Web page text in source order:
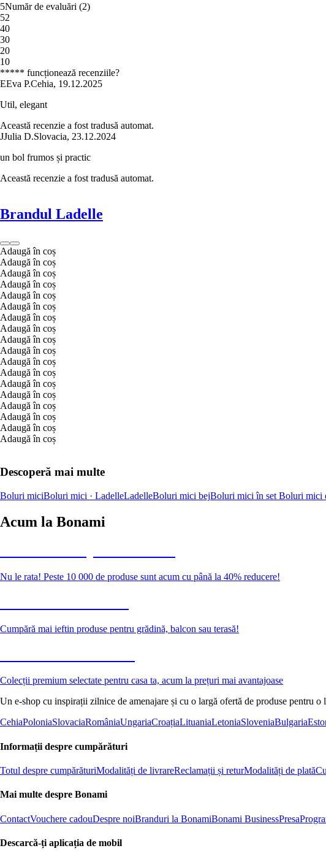
5Număr de evaluări (2)
52
40
30
20
10
***** funcționează recenziile?
EEva P.Cehia, 19.12.2025
Util, elegant
Această recenzie a fost tradusă automat.
JJulia D.Slovacia, 23.12.2024
un bol frumos și practic
Această recenzie a fost tradusă automat.
Brandul Ladelle
Adaugă în coș
Adaugă în coș
Adaugă în coș
Adaugă în coș
Adaugă în coș
Adaugă în coș
Adaugă în coș
Adaugă în coș
Adaugă în coș
Adaugă în coș
Adaugă în coș
Adaugă în coș
Adaugă în coș
Adaugă în coș
Adaugă în coș
Adaugă în coș
Adaugă în coș
Adaugă în coș
Descoperă mai multe
Boluri miciBoluri mici · LadelleLadelleBoluri mici bejBoluri mici în set Boluri mici
Acum la Bonami
Nu le rata! Peste 10 000 de produse sunt acum cu până la 40% reducere!
Cumpără mai ieftin produse pentru grădină, balcon sau terasă!
Colecții premium selectate pentru casa ta, acum la prețuri mai avantajoase
Un e-shop cu inspirații zilnice de amenajare și cu o largă ofertă de produse pentru o
CehiaPoloniaSlovaciaRomâniaUngariaCroațiaLituaniaLetoniaSloveniaBulgaria
Informații despre cumpărături
Totul despre cumpărăturiModalități de livrareReclamații și returModalități de plată
Mai multe despre Bonami
ContactVouchere cadouDespre noiBranduri la BonamiBonami BusinessPresa
Descarcă-ți aplicația de mobil